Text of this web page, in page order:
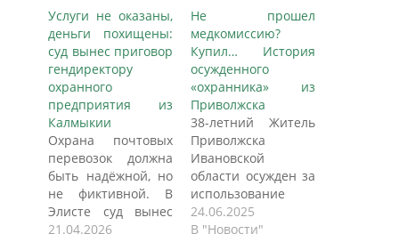
Услуги не оказаны,
деньги похищены:
суд вынес приговор
гендиректору
охранного
предприятия из
Калмыкии
Охрана почтовых
перевозок должна
быть надёжной, но
не фиктивной. В
Элисте суд вынес
приговор
21.04.2026
Не прошел
медкомиссию?
Купил… История
осужденного
«охранника» из
Приволжска
38-летний Житель
Приволжска
Ивановской
области осужден за
использование
поддельного
документа.
24.06.2025
В "Новости"